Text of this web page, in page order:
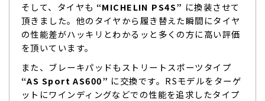
そして、タイヤも “MICHELIN PS4S” に換装させて
頂きました。他のタイヤから履き替えた瞬間にタイヤ
の性能差がハッキリとわかるッと多くの方に高い評価
を頂いています。
また、ブレーキパッドもストリートスポーツタイプ
“AS Sport AS600” に交換です。RSモデルをターゲ
ットにワインディングなどでの性能を追求したタイプ